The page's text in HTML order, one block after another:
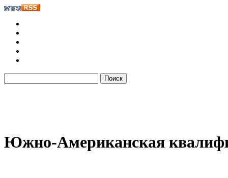
Южно-Американская